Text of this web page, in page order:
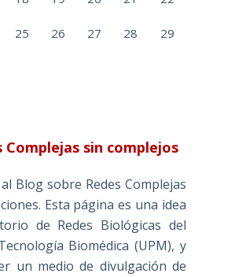
25 26 27 28 29
Complejas sin complejos
Blog sobre Redes Complejas
Esta página es una idea
de Redes Biológicas del
Biomédica (UPM), y
un medio de divulgación de